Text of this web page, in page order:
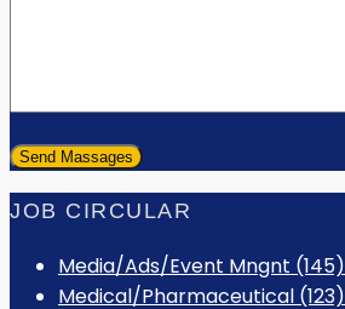
JOB CIRCULAR
Media/Ads/Event Mngnt (145)
Medical/Pharmaceutical (123)